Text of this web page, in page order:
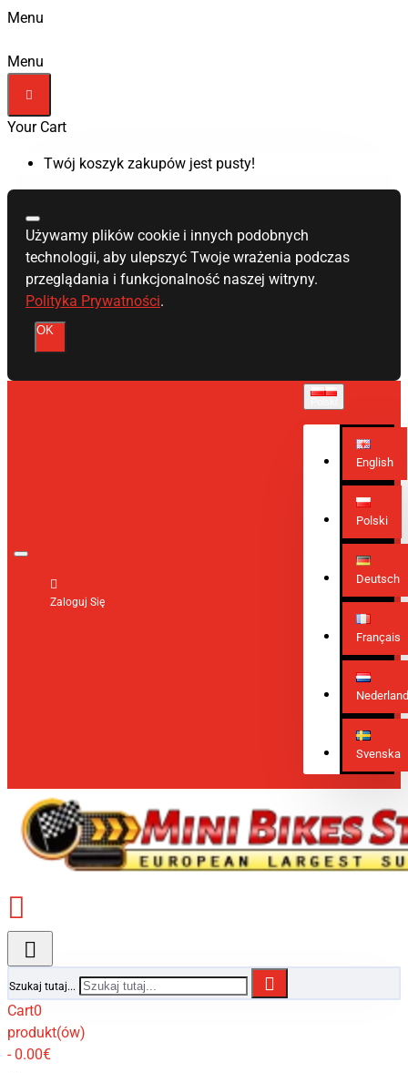
Menu
Menu
Your Cart
Twój koszyk zakupów jest pusty!
Używamy plików cookie i innych podobnych
technologii, aby ulepszyć Twoje wrażenia podczas
przeglądania i funkcjonalność naszej witryny.
Polityka Prywatności.
OK
Zaloguj Się
English
Polski
Deutsch
Français
Svenska
Szukaj tutaj...
Cart0
produkt(ów)
- 0.00€